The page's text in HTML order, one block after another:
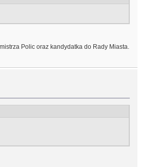
Polic oraz kandydatka do Rady Miasta.